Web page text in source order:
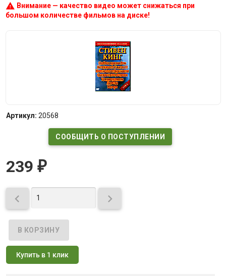
warning Внимание — качество видео может снижаться при
большом количестве фильмов на диске!
Артикул: 20568
СООБЩИТЬ О ПОСТУПЛЕНИИ
239 ₽
 
Купить в 1 клик